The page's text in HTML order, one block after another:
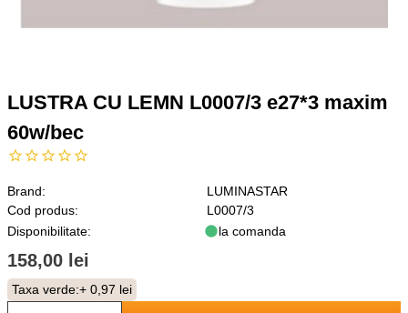
LUSTRA CU LEMN L0007/3 e27*3 maxim
60w/bec
Brand:
LUMINASTAR
Cod produs:
L0007/3
Disponibilitate:
la comanda
158,00 lei
Taxa verde:+ 0,97 lei